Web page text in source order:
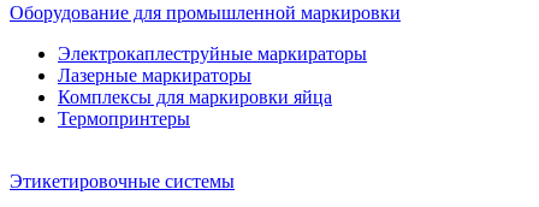
Оборудование для промышленной маркировки
Электрокаплеструйные маркираторы
Лазерные маркираторы
Комплексы для маркировки яйца
Термопринтеры
Этикетировочные системы